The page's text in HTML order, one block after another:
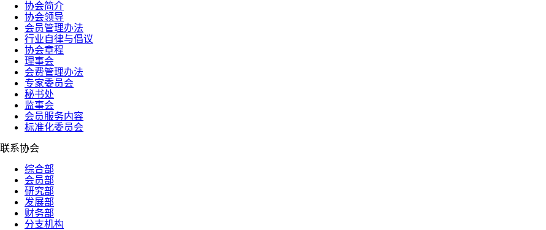
协会简介
协会领导
会员管理办法
行业自律与倡议
协会章程
理事会
会费管理办法
专家委员会
秘书处
监事会
会员服务内容
标准化委员会
联系协会
综合部
会员部
研究部
发展部
财务部
分支机构